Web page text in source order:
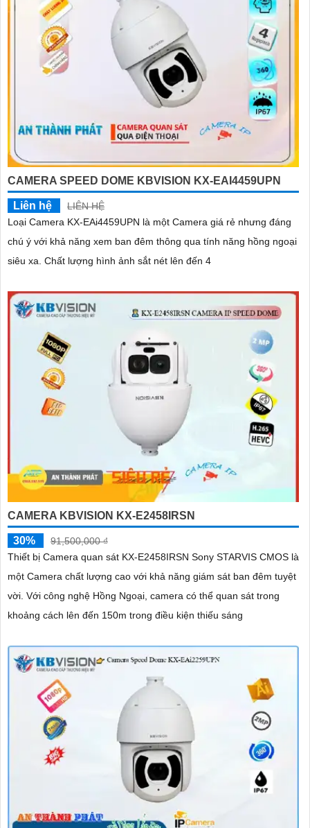
CAMERA SPEED DOME KBVISION KX-EAI4459UPN
Liên hệ
LIÊN HỆ
Loại Camera KX-EAi4459UPN là một Camera giá rẻ nhưng đáng
chú ý với khả năng xem ban đêm thông qua tính năng hồng ngoại
siêu xa. Chất lượng hình ảnh sắt nét lên đến 4
CAMERA KBVISION KX-E2458IRSN
30%
91,500,000 ₫
Thiết bị Camera quan sát KX-E2458IRSN Sony STARVIS CMOS là
một Camera chất lượng cao với khả năng giám sát ban đêm tuyệt
vời. Với công nghệ Hồng Ngoại, camera có thể quan sát trong
khoảng cách lên đến 150m trong điều kiện thiếu sáng